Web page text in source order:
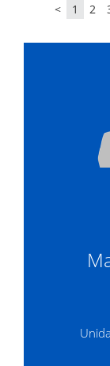
< 1 2